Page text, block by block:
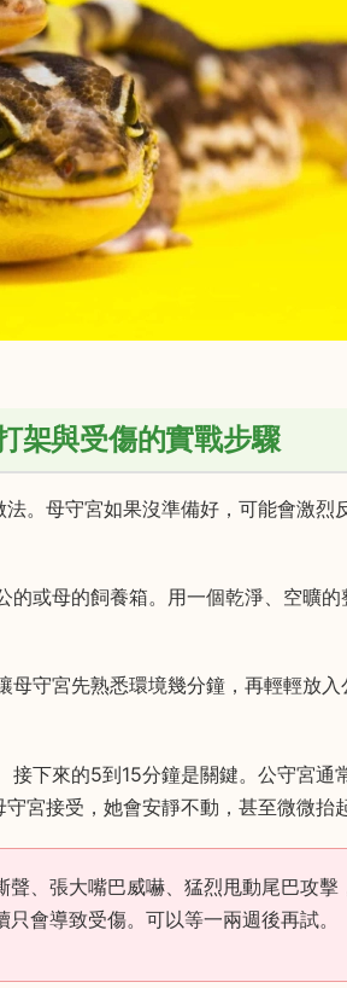
架與受傷的實戰步驟
。母守宮如果沒準備好，可能會激烈
的或母的飼養箱。用一個乾淨、空曠的
母守宮先熟悉環境幾分鐘，再輕輕放
接下來的5到15分鐘是關鍵。公守宮通
宮接受，她會安靜不動，甚至微微抬
聲、張大嘴巴威嚇、猛烈甩動尾巴攻擊
會導致受傷。可以等一兩週後再試。